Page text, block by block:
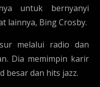
untuk bernyanyi
lainnya, Bing Crosby.
melalui radio dan
Dia memimpin karir
besar dan hits jazz.